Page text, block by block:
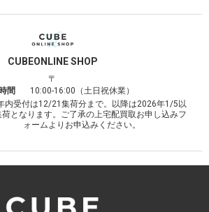
CUBEONLINE SHOP
〒
間
10:00-16:00（土日祝休業）
内受付は12/21集荷分まで。以降は2026年1/5以
荷となります。ご了承の上宅配買取お申し込みフ
ォームよりお申込みください。